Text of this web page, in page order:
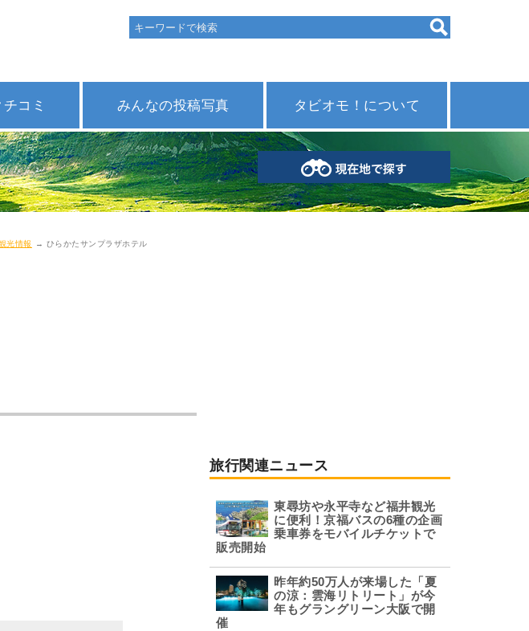
コミ みんなの投稿写真 タビオモ！について
光情報 → ひらかたサンプラザホテル
旅行関連ニュース
東尋坊や永平寺など福井観光
に便利！京福バスの6種の企画
乗車券をモバイルチケットで
販売開始
昨年約50万人が来場した「夏
の涼：雲海リトリート」が今
年もグラングリーン大阪で開
催